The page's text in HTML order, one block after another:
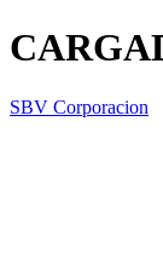
SBV Corporacion